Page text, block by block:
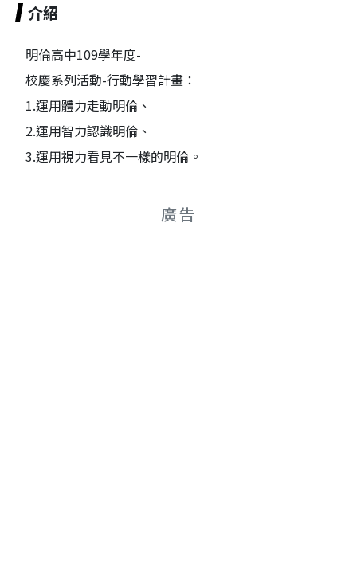
介紹
明倫高中109學年度-
校慶系列活動-行動學習計畫：
1.運用體力走動明倫、
2.運用智力認識明倫、
3.運用視力看見不一樣的明倫。
廣告